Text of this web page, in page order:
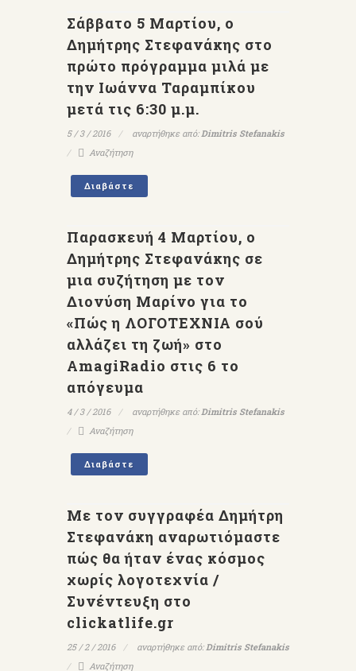
Σάββατο 5 Μαρτίου, ο
Δημήτρης Στεφανάκης στο
πρώτο πρόγραμμα μιλά με
την Ιωάννα Ταραμπίκου
μετά τις 6:30 μ.μ.
5 / 3 / 2016 αναρτήθηκε από:Dimitris Stefanakis
Αναζήτηση
Διαβάστε
Παρασκευή 4 Μαρτίου, ο
Δημήτρης Στεφανάκης σε
μια συζήτηση με τον
Διονύση Μαρίνο για το
«Πώς η ΛΟΓΟΤΕΧΝΙΑ σού
αλλάζει τη ζωή» στο
AmagiRadio στις 6 το
απόγευμα
4 / 3 / 2016 αναρτήθηκε από:Dimitris Stefanakis
Αναζήτηση
Διαβάστε
Με τον συγγραφέα Δημήτρη
Στεφανάκη αναρωτιόμαστε
πώς θα ήταν ένας κόσμος
χωρίς λογοτεχνία /
Συνέντευξη στο
clickatlife.gr
25 / 2 / 2016 αναρτήθηκε από:Dimitris Stefanakis
Αναζήτηση